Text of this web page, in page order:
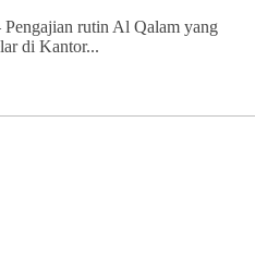
rutin Al Qalam yang
di Kantor...